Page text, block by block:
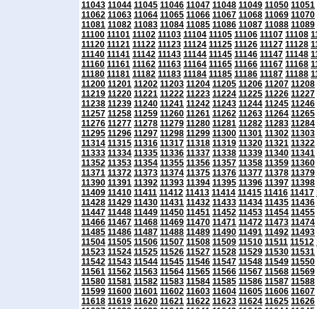
11043 11044 11045 11046 11047 11048 11049 11050 11051
11062 11063 11064 11065 11066 11067 11068 11069 11070
11081 11082 11083 11084 11085 11086 11087 11088 11089
11100 11101 11102 11103 11104 11105 11106 11107 11108
11120 11121 11122 11123 11124 11125 11126 11127 11128
11140 11141 11142 11143 11144 11145 11146 11147 11148
11160 11161 11162 11163 11164 11165 11166 11167 11168
11180 11181 11182 11183 11184 11185 11186 11187 11188
11200 11201 11202 11203 11204 11205 11206 11207 11208
11219 11220 11221 11222 11223 11224 11225 11226 11227
11238 11239 11240 11241 11242 11243 11244 11245 11246
11257 11258 11259 11260 11261 11262 11263 11264 11265
11276 11277 11278 11279 11280 11281 11282 11283 11284
11295 11296 11297 11298 11299 11300 11301 11302 11303
11314 11315 11316 11317 11318 11319 11320 11321 11322
11333 11334 11335 11336 11337 11338 11339 11340 11341
11352 11353 11354 11355 11356 11357 11358 11359 11360
11371 11372 11373 11374 11375 11376 11377 11378 11379
11390 11391 11392 11393 11394 11395 11396 11397 11398
11409 11410 11411 11412 11413 11414 11415 11416 11417
11428 11429 11430 11431 11432 11433 11434 11435 11436
11447 11448 11449 11450 11451 11452 11453 11454 11455
11466 11467 11468 11469 11470 11471 11472 11473 11474
11485 11486 11487 11488 11489 11490 11491 11492 11493
11504 11505 11506 11507 11508 11509 11510 11511 11512
11523 11524 11525 11526 11527 11528 11529 11530 11531
11542 11543 11544 11545 11546 11547 11548 11549 11550
11561 11562 11563 11564 11565 11566 11567 11568 11569
11580 11581 11582 11583 11584 11585 11586 11587 11588
11599 11600 11601 11602 11603 11604 11605 11606 11607
11618 11619 11620 11621 11622 11623 11624 11625 11626